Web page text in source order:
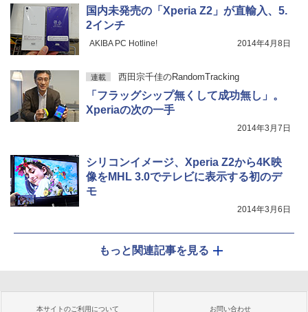
国内未発売の「Xperia Z2」が直輸入、5.
2インチ
AKIBA PC Hotline! 2014年4月8日
連載 西田宗千佳のRandomTracking
「フラッグシップ無くして成功無し」。
Xperiaの次の一手
2014年3月7日
シリコンイメージ、Xperia Z2から4K映
像をMHL 3.0でテレビに表示する初のデ
モ
2014年3月6日
もっと関連記事を見る
本サイトのご利用について お問い合わせ